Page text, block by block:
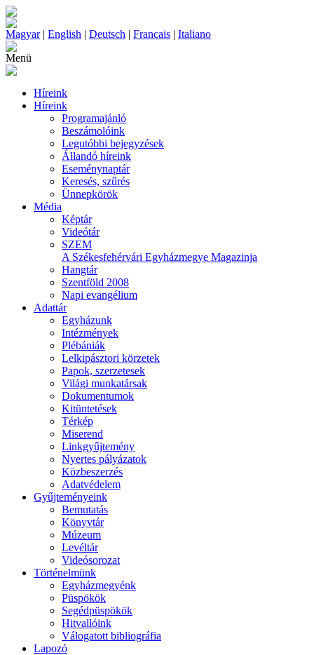
Magyar| English | Deutsch | Francais | Italiano
Menü
Híreink
Híreink
Programajánló
Beszámolóink
Legutóbbi bejegyzések
Állandó híreink
Eseménynaptár
Keresés, szűrés
Ünnepkörök
Média
Képtár
Videótár
SZEM
A Székesfehérvári Egyházmegye Magazinja
Hangtár
Szentföld 2008
Napi evangélium
Adattár
Egyházunk
Intézmények
Plébániák
Lelkipásztori körzetek
Papok, szerzetesek
Világi munkatársak
Dokumentumok
Kitüntetések
Térkép
Miserend
Linkgyűjtemény
Nyertes pályázatok
Közbeszerzés
Adatvédelem
Gyűjteményeink
Bemutatás
Könyvtár
Múzeum
Levéltár
Videósorozat
Történelmünk
Egyházmegyénk
Püspökök
Segédpüspökök
Hitvallóink
Válogatott bibliográfia
Lapozó